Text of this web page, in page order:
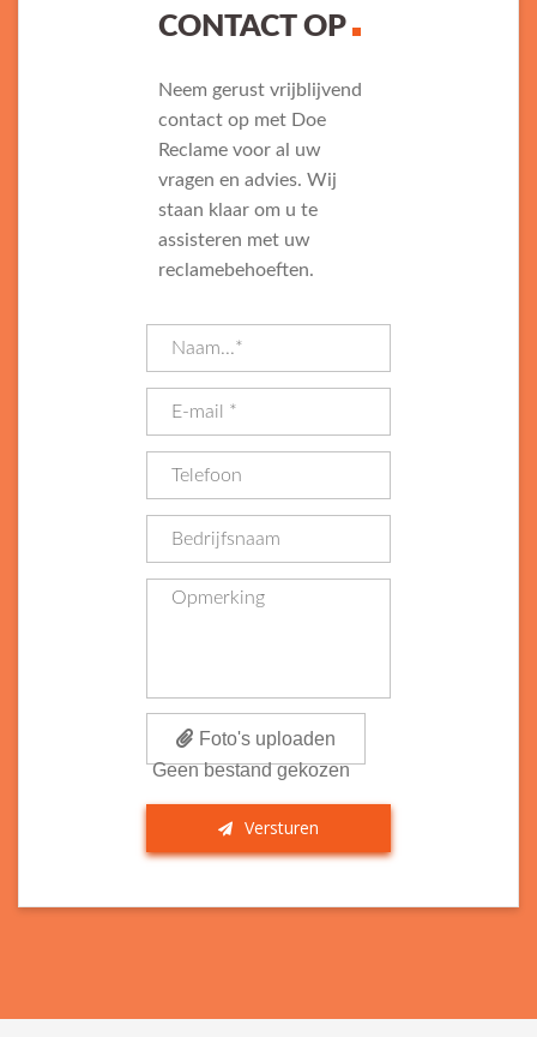
CONTACT OP
Neem gerust vrijblijvend
contact op met Doe
Reclame voor al uw
vragen en advies. Wij
staan klaar om u te
assisteren met uw
reclamebehoeften.
Foto's uploaden
Geen bestand gekozen
Versturen